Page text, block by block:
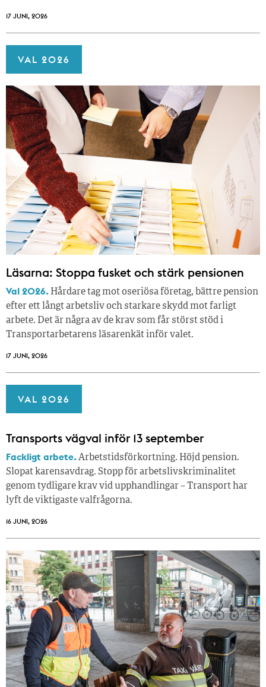
17 JUNI, 2026
VAL 2026
Läsarna: Stoppa fusket och stärk pensionen
Val 2026. Hårdare tag mot oseriösa företag, bättre pension
efter ett långt arbetsliv och starkare skydd mot farligt
arbete. Det är några av de krav som får störst stöd i
Transportarbetarens läsar­enkät inför valet.
17 JUNI, 2026
VAL 2026
Transports vägval inför 13 september
Fackligt arbete.Arbetstidsförkortning. Höjd pension.
Slopat karensavdrag. Stopp för arbetslivskriminalitet
genom tydligare krav vid upphandlingar – Transport har
lyft de viktigaste valfrågorna.
16 JUNI, 2026